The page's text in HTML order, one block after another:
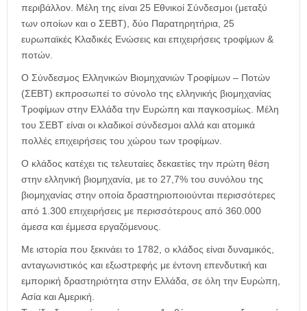
περιβάλλον. Μέλη της είναι 25 Εθνικοί Σύνδεσμοι (μεταξύ
των οποίων και ο ΣΕΒΤ), δύο Παρατηρητήρια, 25
ευρωπαϊκές Κλαδικές Ενώσεις και επιχειρήσεις τροφίμων &
ποτών.
Ο Σύνδεσμος Ελληνικών Βιομηχανιών Τροφίμων – Ποτών
(ΣΕΒΤ) εκπροσωπεί το σύνολο της ελληνικής βιομηχανίας
Τροφίμων στην Ελλάδα την Ευρώπη και παγκοσμίως. Μέλη
του ΣΕΒΤ είναι οι κλαδικοί σύνδεσμοι αλλά και ατομικά
πολλές επιχειρήσεις του χώρου των τροφίμων.
Ο κλάδος κατέχει τις τελευταίες δεκαετίες την πρώτη θέση
στην ελληνική βιομηχανία, με το 27,7% του συνόλου της
βιομηχανίας στην οποία δραστηριοποιούνται περισσότερες
από 1.300 επιχειρήσεις με περισσότερους από 360.000
άμεσα και έμμεσα εργαζόμενους.
Με ιστορία που ξεκινάει το 1782, ο κλάδος είναι δυναμικός,
ανταγωνιστικός και εξωστρεφής με έντονη επενδυτική και
εμπορική δραστηριότητα στην Ελλάδα, σε όλη την Ευρώπη,
Ασία και Αμερική.